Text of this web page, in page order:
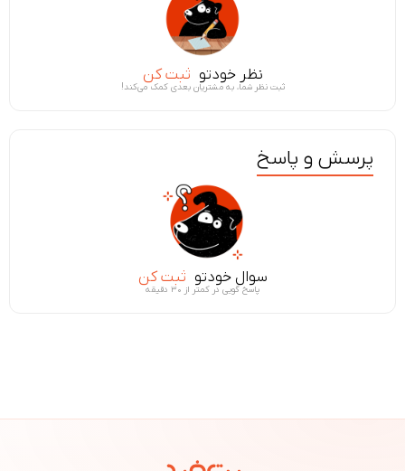
نظر خودتو ثبت کن
ثبت نظر شما، به مشتریان بعدی کمک می‌کند!
پرسش و پاسخ
سوال خودتو ثبت کن
پاسخ گویی در کمتر از ۳۰ دقیقه